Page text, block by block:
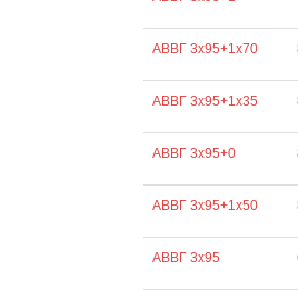
АВВГ 3х95+1х70
АВВГ 3х95+1х35
АВВГ 3х95+0
АВВГ 3х95+1х50
АВВГ 3х95